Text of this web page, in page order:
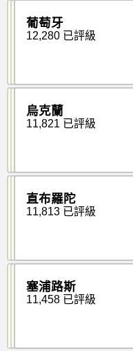
葡萄牙
12,280 已評級
烏克蘭
11,821 已評級
直布羅陀
11,813 已評級
塞浦路斯
11,458 已評級